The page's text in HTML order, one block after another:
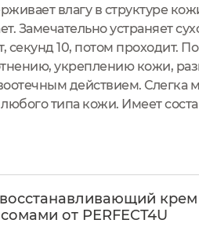
влагу в структуре
Замечательно устраняет
10, потом проходит.
укреплению кожи,
действием. Слегка
типа кожи. Имеет
от PERFECT4U